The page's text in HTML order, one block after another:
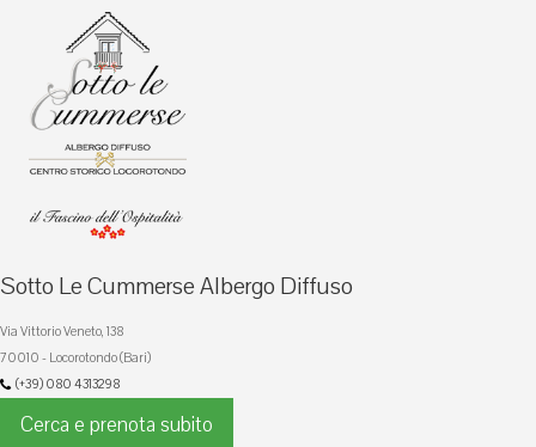
Sotto Le Cummerse Albergo Diffuso
Via Vittorio Veneto, 138
70010 - Locorotondo (Bari)
(+39) 080 4313298
Cerca e prenota subito